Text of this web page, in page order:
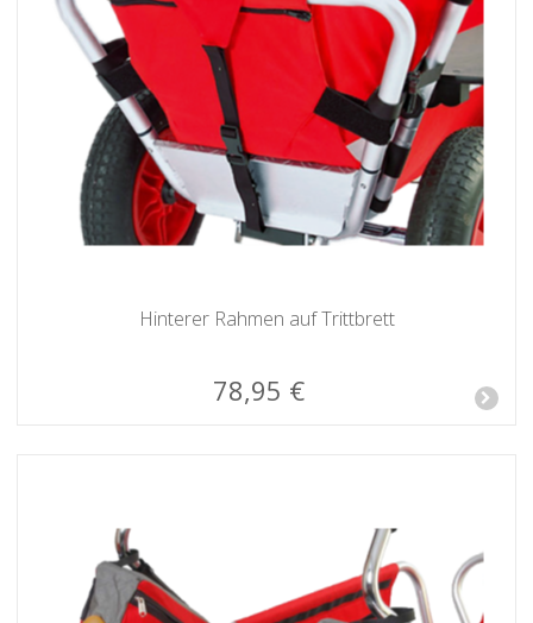
Hinterer Rahmen auf Trittbrett
78,95 €